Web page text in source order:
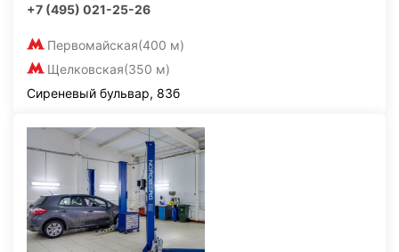
+7 (495) 021-25-26
Первомайская(400 м)
Щелковская(350 м)
Сиреневый бульвар, 83б